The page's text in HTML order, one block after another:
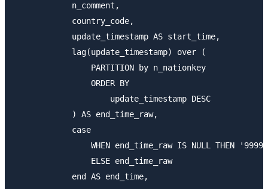
            n_comment,
            country_code,
            update_timestamp AS start_time,
            lag(update_timestamp) over (
                PARTITION by n_nationkey
                ORDER BY
                    update_timestamp DESC
            ) AS end_time_raw,
            case
WHEN end_time_raw IS NULL THEN
                ELSE end_time_raw
            end AS end_time,